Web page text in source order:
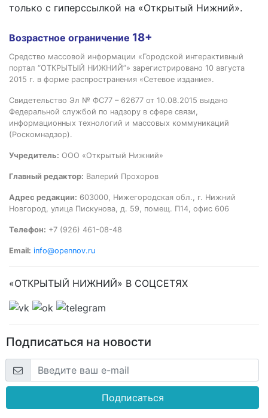
только с гиперссылкой на «Открытый Нижний».
Возрастное ограничение 18+
Средство массовой информации «Городской интерактивный
портал “ОТКРЫТЫЙ НИЖНИЙ”» зарегистрировано 10 августа
2015 г. в форме распространения «Сетевое издание».
Свидетельство Эл № ФС77 – 62677 от 10.08.2015 выдано
Федеральной службой по надзору в сфере связи,
информационных технологий и массовых коммуникаций
(Роскомнадзор).
Учредитель: ООО «Открытый Нижний»
Главный редактор: Валерий Прохоров
Адрес редакции: 603000, Нижегородская обл., г. Нижний
Новгород, улица Пискунова, д. 59, помещ. П14, офис 606
Телефон: +7 (926) 461-08-48
Email: info@opennov.ru
«ОТКРЫТЫЙ НИЖНИЙ» В СОЦСЕТЯХ
Подписаться на новости
Подписаться